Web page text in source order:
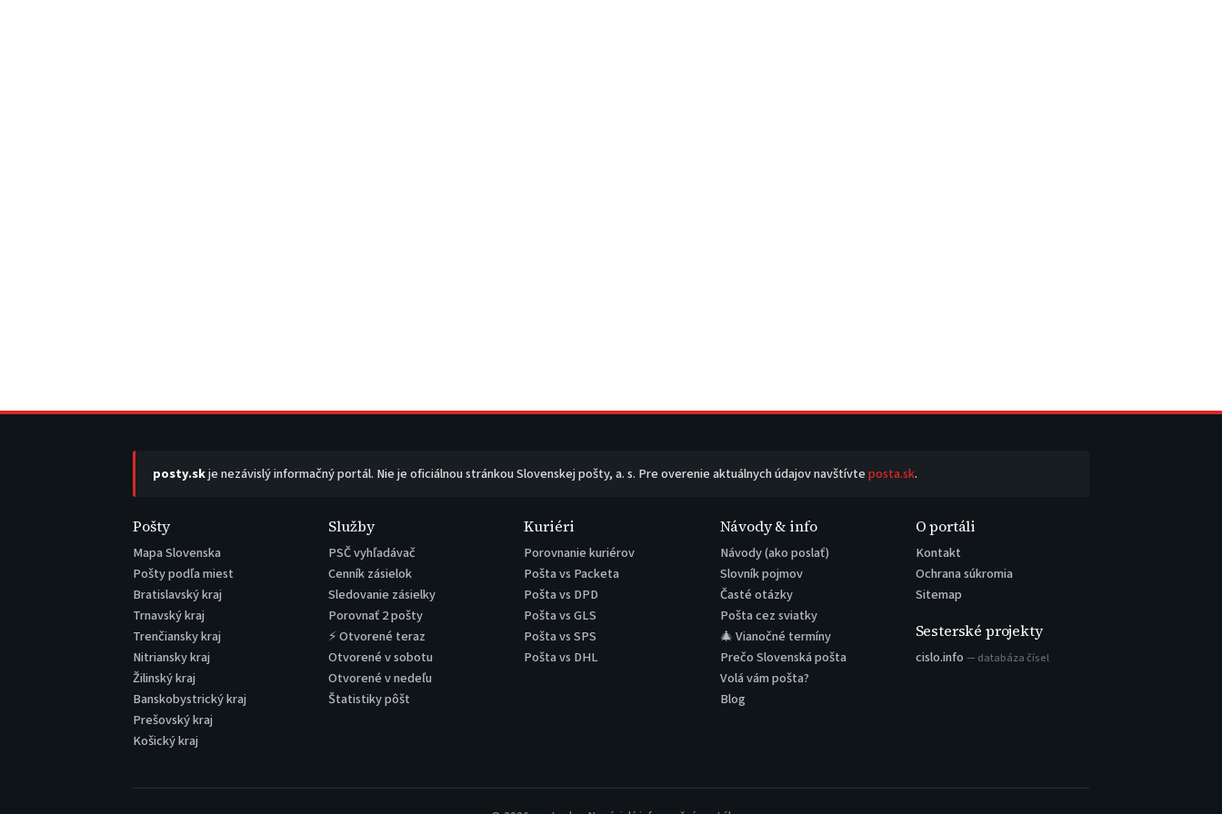
posty.skje nezávislý informačný portál. Nie je oficiálnou stránkou Slovenskej pošty, a. s. Pre overenie aktuálnych údajov navštívteposta.sk.
Pošty
Mapa Slovenska
Pošty podľa miest
Bratislavský kraj
Trnavský kraj
Trenčiansky kraj
Nitriansky kraj
Žilinský kraj
Banskobystrický kraj
Prešovský kraj
Košický kraj
Služby
PSČ vyhľadávač
Cenník zásielok
Sledovanie zásielky
Porovnať 2 pošty
⚡ Otvorené teraz
Otvorené v sobotu
Otvorené v nedeľu
Štatistiky pôšt
Kuriéri
Porovnanie kuriérov
Pošta vs Packeta
Pošta vs DPD
Pošta vs GLS
Pošta vs SPS
Pošta vs DHL
Návody & info
Návody (ako poslať)
Slovník pojmov
Časté otázky
Pošta cez sviatky
🎄 Vianočné termíny
Prečo Slovenská pošta
Volá vám pošta?
Blog
O portáli
Kontakt
Ochrana súkromia
Sitemap
Sesterské projekty
cislo.info — databáza čísel